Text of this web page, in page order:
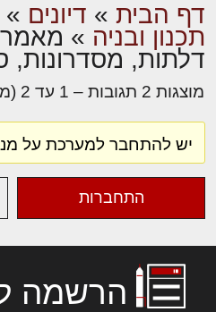
דף הבית » דיונים »
תכנון ובניה » מאמר
דלתות, מסדרונות,
מוצגות 2 תגובות – 1 עד 2 (מתוך 2 סה״כ)
יש להתחבר למערכת על
התחברות
הרשמה